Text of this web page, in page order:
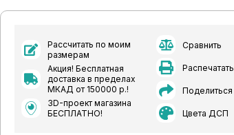
Рассчитать по моим
размерам
Акция! Бесплатная
доставка в пределах
МКАД от 150000 р.!
3D-проект магазина
БЕСПЛАТНО!
Сравнить
Распечатать
Поделиться
Цвета ДСП